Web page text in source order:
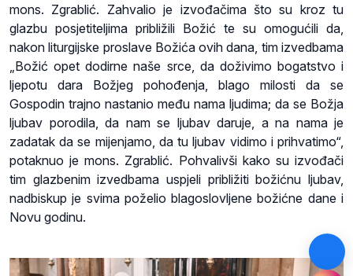
mons. Zgrablić. Zahvalio je izvođačima što su kroz tu
glazbu posjetiteljima približili Božić te su omogućili da,
nakon liturgijske proslave Božića ovih dana, tim izvedbama
„Božić opet dodirne naše srce, da doživimo bogatstvo i
ljepotu dara Božjeg pohođenja, blago milosti da se
Gospodin trajno nastanio među nama ljudima; da se Božja
ljubav porodila, da nam se ljubav daruje, a na nama je
zadatak da se mijenjamo, da tu ljubav vidimo i prihvatimo“,
potaknuo je mons. Zgrablić. Pohvalivši kako su izvođači
tim glazbenim izvedbama uspjeli približiti božićnu ljubav,
nadbiskup je svima poželio blagoslovljene božićne dane i
Novu godinu.